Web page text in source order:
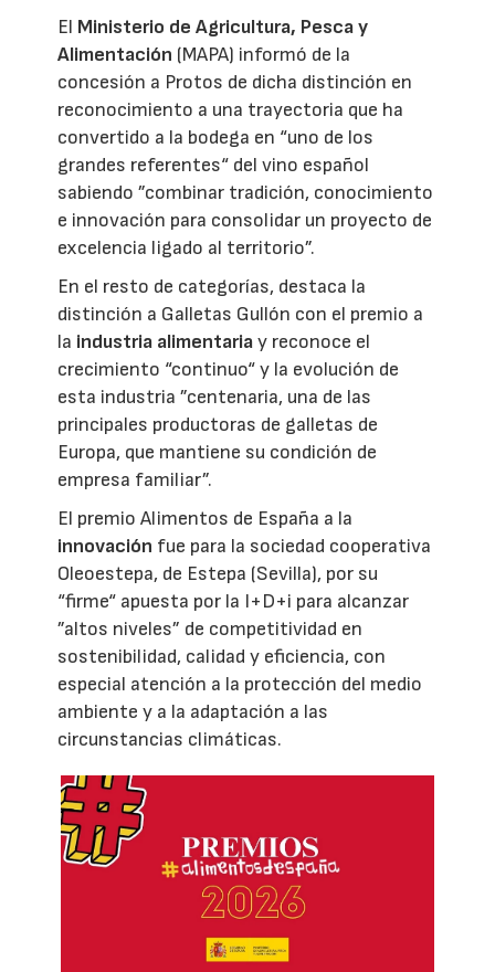
El Ministerio de Agricultura, Pesca y
Alimentación (MAPA) informó de la
concesión a Protos de dicha distinción en
reconocimiento a una trayectoria que ha
convertido a la bodega en “uno de los
grandes referentes“ del vino español
sabiendo ”combinar tradición, conocimiento
e innovación para consolidar un proyecto de
excelencia ligado al territorio”.
En el resto de categorías, destaca la
distinción a Galletas Gullón con el premio a
la industria alimentariay reconoce el
crecimiento “continuo“ y la evolución de
esta industria ”centenaria, una de las
principales productoras de galletas de
Europa, que mantiene su condición de
empresa familiar”.
El premio Alimentos de España a la
innovación fue para la sociedad cooperativa
Oleoestepa, de Estepa (Sevilla), por su
“firme“ apuesta por la I+D+i para alcanzar
”altos niveles” de competitividad en
sostenibilidad, calidad y eficiencia, con
especial atención a la protección del medio
ambiente y a la adaptación a las
circunstancias climáticas.